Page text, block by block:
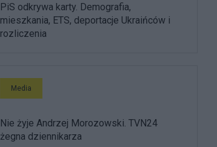
PiS odkrywa karty. Demografia,
mieszkania, ETS, deportacje Ukraińców i
rozliczenia
Media
Nie żyje Andrzej Morozowski. TVN24
żegna dziennikarza